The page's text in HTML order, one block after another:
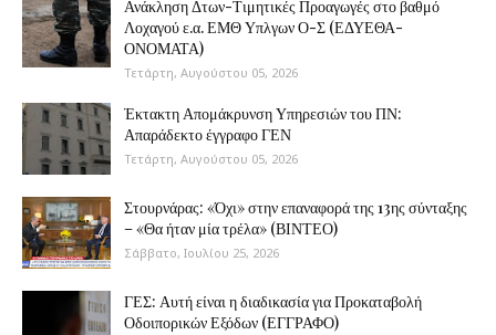
Ανάκληση Δτων-Τιμητικές Προαγωγές στο βαθμό
Λοχαγού ε.α. ΕΜΘ Υπλγων Ο-Σ (ΕΔΥΕΘΑ-
ΟΝΟΜΑΤΑ)
Τετάρτη, Αυγούστου 05, 2026
Έκτακτη Απομάκρυνση Υπηρεσιών του ΠΝ:
Απαράδεκτο έγγραφο ΓΕΝ
Τετάρτη, Αυγούστου 05, 2026
Στουρνάρας: «Όχι» στην επαναφορά της 13ης σύνταξης
– «Θα ήταν μία τρέλα» (ΒΙΝΤΕΟ)
Σάββατο, Ιουλίου 25, 2026
ΓΕΣ: Αυτή είναι η διαδικασία για Προκαταβολή
Οδοιπορικών Εξόδων (ΕΓΓΡΑΦΟ)